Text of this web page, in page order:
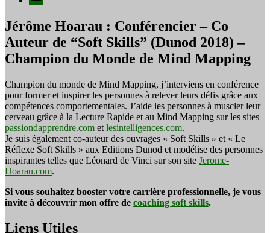
Jérôme Hoarau : Conférencier – Co
Auteur de “Soft Skills” (Dunod 2018) –
Champion du Monde de Mind Mapping
Champion du monde de Mind Mapping, j’interviens en conférence
pour former et inspirer les personnes à relever leurs défis grâce aux
compétences comportementales. J’aide les personnes à muscler leur
cerveau grâce à la Lecture Rapide et au Mind Mapping sur les sites
passiondapprendre.com et lesintelligences.com.
Je suis également co-auteur des ouvrages « Soft Skills » et « Le
Réflexe Soft Skills » aux Editions Dunod et modélise des personnes
inspirantes telles que Léonard de Vinci sur son site Jerome-
Hoarau.com.
Si vous souhaitez booster votre carrière professionnelle, je vous
invite à découvrir mon offre de coaching soft skills.
Liens Utiles